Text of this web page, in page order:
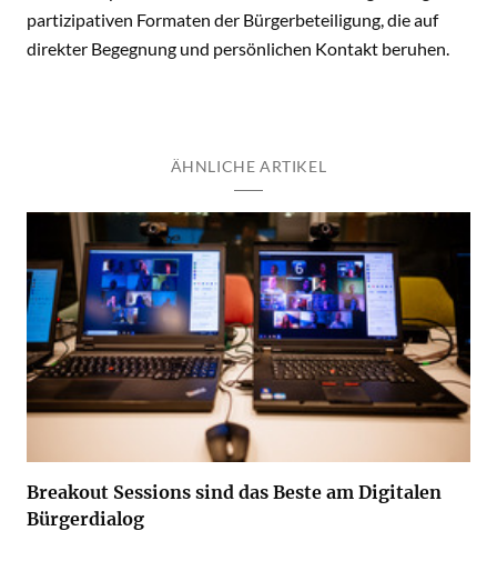
partizipativen Formaten der Bürgerbeteiligung, die auf
direkter Begegnung und persönlichen Kontakt beruhen.
ÄHNLICHE ARTIKEL
Breakout Sessions sind das Beste am Digitalen
Bürgerdialog